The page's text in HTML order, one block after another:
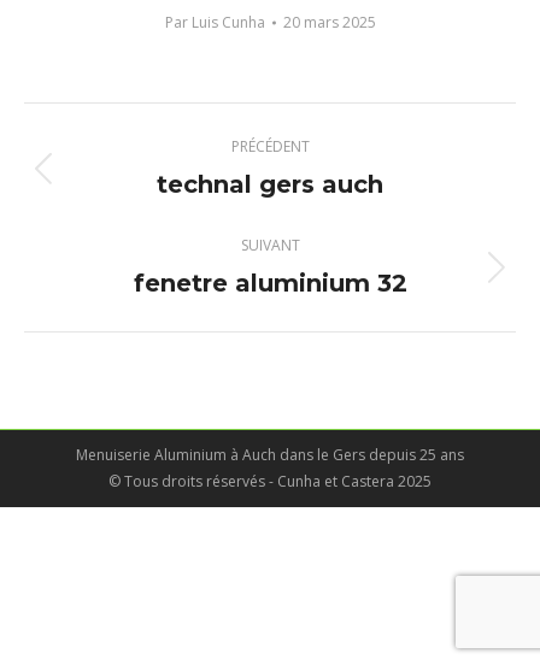
Par Luis Cunha 20 mars 2025
album
PRÉCÉDENT
Album
:
technal gers auch
SUIVANT
Album
fenetre aluminium 32
Menuiserie Aluminium à Auch dans le Gers depuis 25 ans
© Tous droits réservés - Cunha et Castera 2025